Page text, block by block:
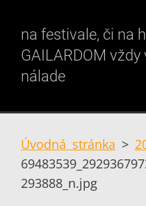
na festivale, či na
GAILARDOM vždy
nálade
Úvodná stránka >
293888_n.jpg